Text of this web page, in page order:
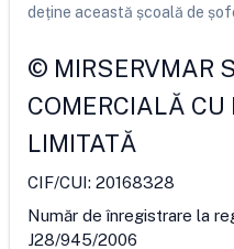
deține această școală de
© MIRSERVMAR
COMERCIALĂ CU
LIMITATĂ
CIF/CUI: 20168328
Număr de înregistrare la
J28/945/2006